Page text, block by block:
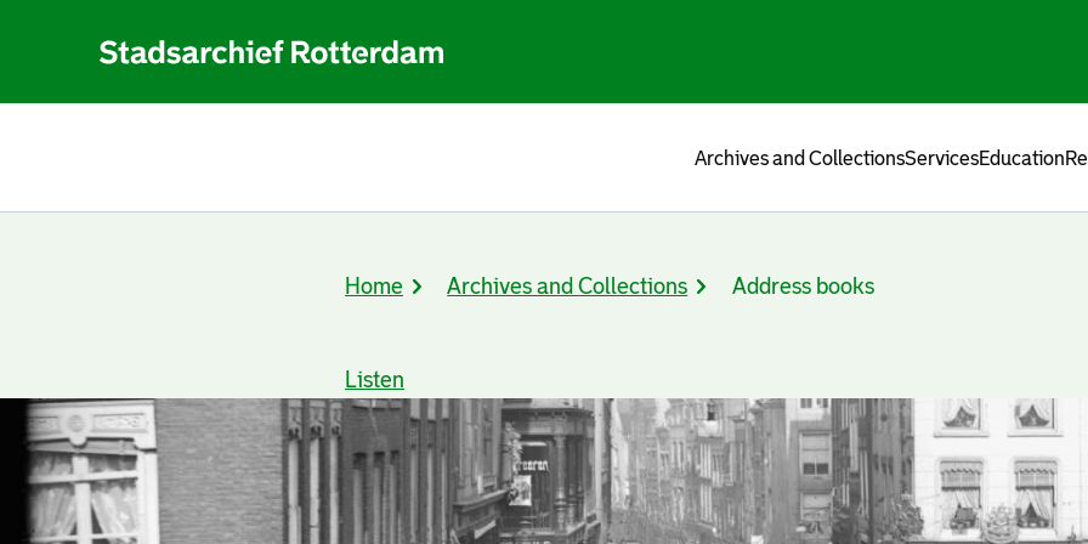
Archives and CollectionsServicesEducation
Breadcrumb
Home Archives and Collections Address books
Listen